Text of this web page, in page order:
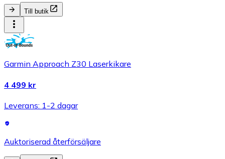
Till butik
Garmin Approach Z30 Laserkikare
4 499 kr
Leverans: 1-2 dagar
Auktoriserad återförsäljare